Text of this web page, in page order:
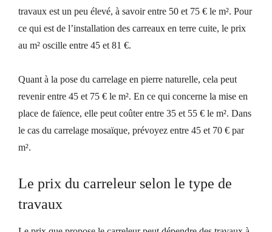
travaux est un peu élevé, à savoir entre 50 et 75 € le m². Pour
ce qui est de l’installation des carreaux en terre cuite, le prix
au m² oscille entre 45 et 81 €.
Quant à la pose du carrelage en pierre naturelle, cela peut
revenir entre 45 et 75 € le m². En ce qui concerne la mise en
place de faïence, elle peut coûter entre 35 et 55 € le m². Dans
le cas du carrelage mosaïque, prévoyez entre 45 et 70 € par
m².
Le prix du carreleur selon le type de
travaux